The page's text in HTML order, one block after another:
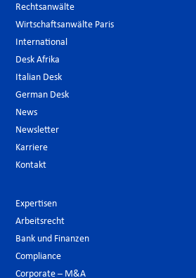
Rechtsanwälte
Wirtschaftsanwälte Paris
International
Desk Afrika
Italian Desk
German Desk
News
Newsletter
Karriere
Kontakt
Expertisen
Arbeitsrecht
Bank und Finanzen
Compliance
Corporate – M&A